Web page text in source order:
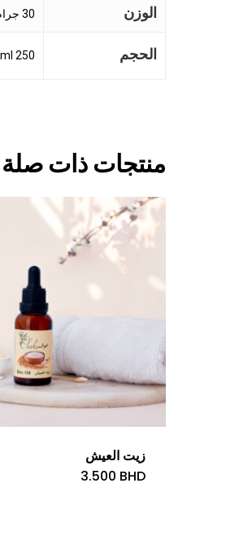
الوزن 30 جرام
الحجم 250 ml
منتجات ذات صلة
زيت العيش
3.500 BHD